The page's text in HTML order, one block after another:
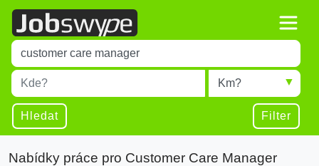
Title
Type 1 or more characters for results.
Místo
Type 1 or more characters for results.
Radius
Hledat Filter
Nabídky práce pro Customer Care Manager